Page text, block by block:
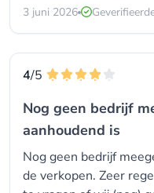
3 juni 2026
4/5
Nog geen bedrijf
aanhoudend is
Nog geen bedrijf
de verkopen. Zeer